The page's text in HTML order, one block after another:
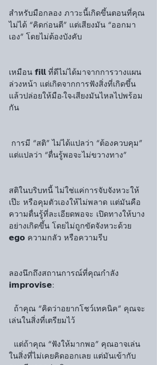
สำหรับมือกลอง ภาวะนี้เกิดขึ้นตอนที่คุณ
ไม่ได้ “คิดก่อนตี” แต่เสียงมัน “ออกมา
เอง” โดยไม่ต้องบังคับ
เหมือน 𝗳𝗶𝗹𝗹 ที่ดีไม่ได้มาจากการวางแผน
ล่วงหน้า แต่เกิดจากการฟังสิ่งที่เกิดขึ้น
แล้วปล่อยให้มือ-ใจ-เสียงมันไหลไปพร้อม
กัน
การมี “สติ” ไม่ได้แปลว่า “ต้องควบคุม”
แต่แปลว่า “ตื่นรู้พอจะไม่ขวางทาง”
สติในบริบทนี้ ไม่ใช่แค่การจับจังหวะให้
เป๊ะ หรือคุมตัวเองให้ไม่พลาด แต่มันคือ
ความตื่นรู้ที่ละเอียดพอจะ เปิดทางให้บาง
อย่างเกิดขึ้น โดยไม่ถูกขัดจังหวะด้วย
𝗲𝗴𝗼 ความกลัว หรือความรีบ
ลองนึกถึงสถานการณ์ที่คุณกำลัง
𝗶𝗺𝗽𝗿𝗼𝘃𝗶𝘀𝗲:
ถ้าคุณ “คิดว่าอยากโชว์เทคนิค” คุณจะ
เล่นในสิ่งที่เตรียมไว้
แต่ถ้าคุณ “ฟังให้มากพอ” คุณอาจเล่น
ในสิ่งที่ไม่เคยคิดออกเลย แต่มันเข้ากับ